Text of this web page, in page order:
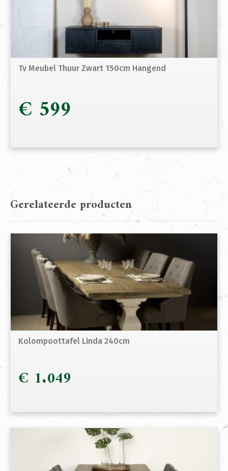
Tv Meubel Thuur Zwart 150cm Hangend
€ 599
Gerelateerde producten
Kolompoottafel Linda 240cm
€ 1.049